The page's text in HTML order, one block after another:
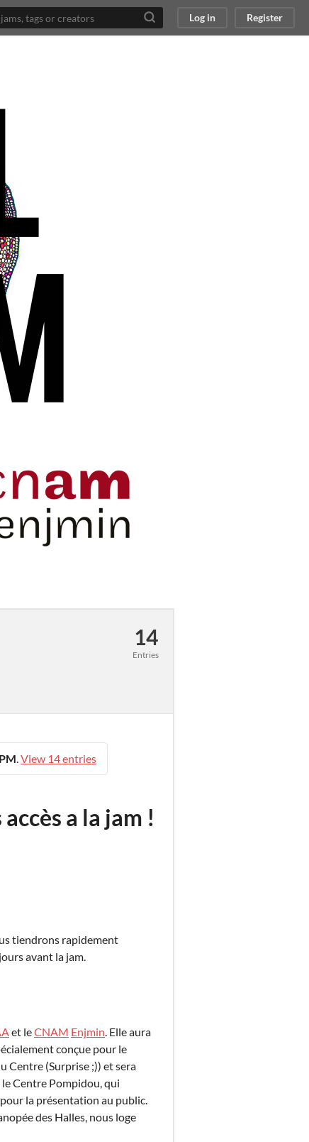
Log in Register
14
Entries
.View 14 entries
a la jam !
tiendrons rapidement
avant la jam.
et leCNAM Enjmin. Elle aura
conçue pour le
Centre (Surprise ;)) et sera
Centre Pompidou, qui
pour la présentation au public.
des Halles, nous loge